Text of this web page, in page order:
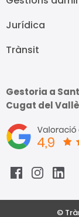
Jurídica
Trànsit
Gestoria a Sant
Cugat del
©